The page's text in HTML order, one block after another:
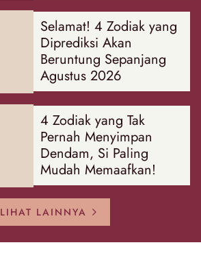
Selamat! 4 Zodiak yang
Diprediksi Akan
Beruntung Sepanjang
Agustus 2026
4 Zodiak yang Tak
Pernah Menyimpan
Dendam, Si Paling
Mudah Memaafkan!
LIHAT LAINNYA